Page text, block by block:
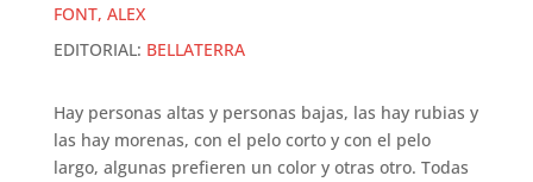
FONT, ALEX
EDITORIAL: BELLATERRA
Hay personas altas y personas bajas, las hay rubias y
las hay morenas, con el pelo corto y con el pelo
largo, algunas prefieren un color y otras otro. Todas